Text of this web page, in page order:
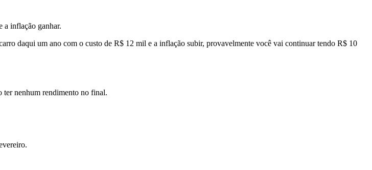
a inflação ganhar.
daqui um ano com o custo de R$ 12 mil e a inflação subir, provavelmente você vai continuar tendo R$ 10
ter nenhum rendimento no final.